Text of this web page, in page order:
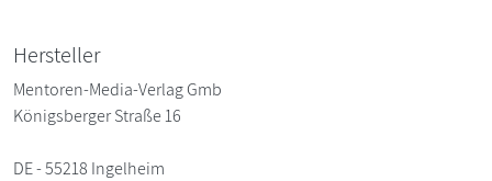
Hersteller
Mentoren-Media-Verlag Gmb
Königsberger Straße 16
DE - 55218 Ingelheim